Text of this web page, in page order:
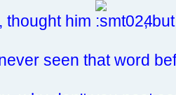
thought him , but
seen that word